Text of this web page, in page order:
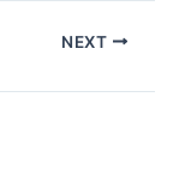
NEXT